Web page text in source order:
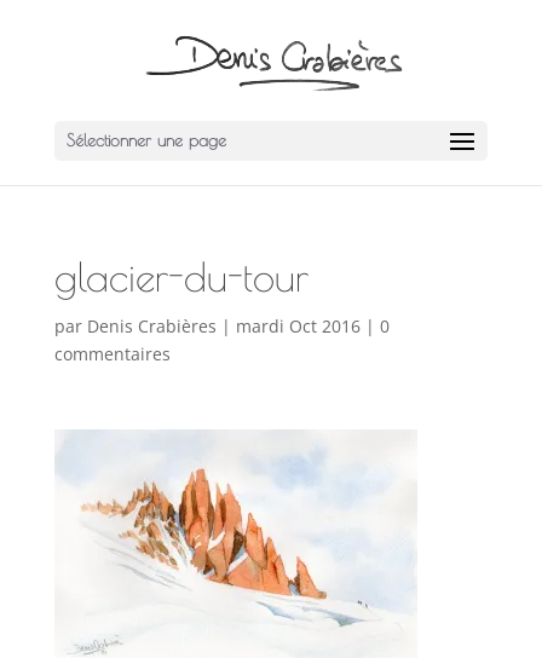
Sélectionner une page
glacier-du-tour
par Denis Crabières | mardi Oct 2016| 0
commentaires